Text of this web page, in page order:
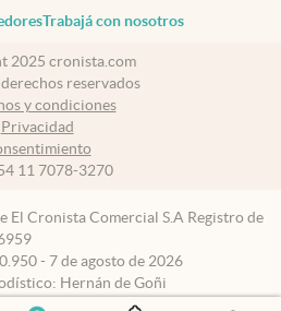
Trabajá con nosotros
2025 cronista.com
reservados
y condiciones
Privacidad
11 7078-3270
El Cronista Comercial S.A Registro de
- 7 de agosto de 2026
Hernán de Goñi